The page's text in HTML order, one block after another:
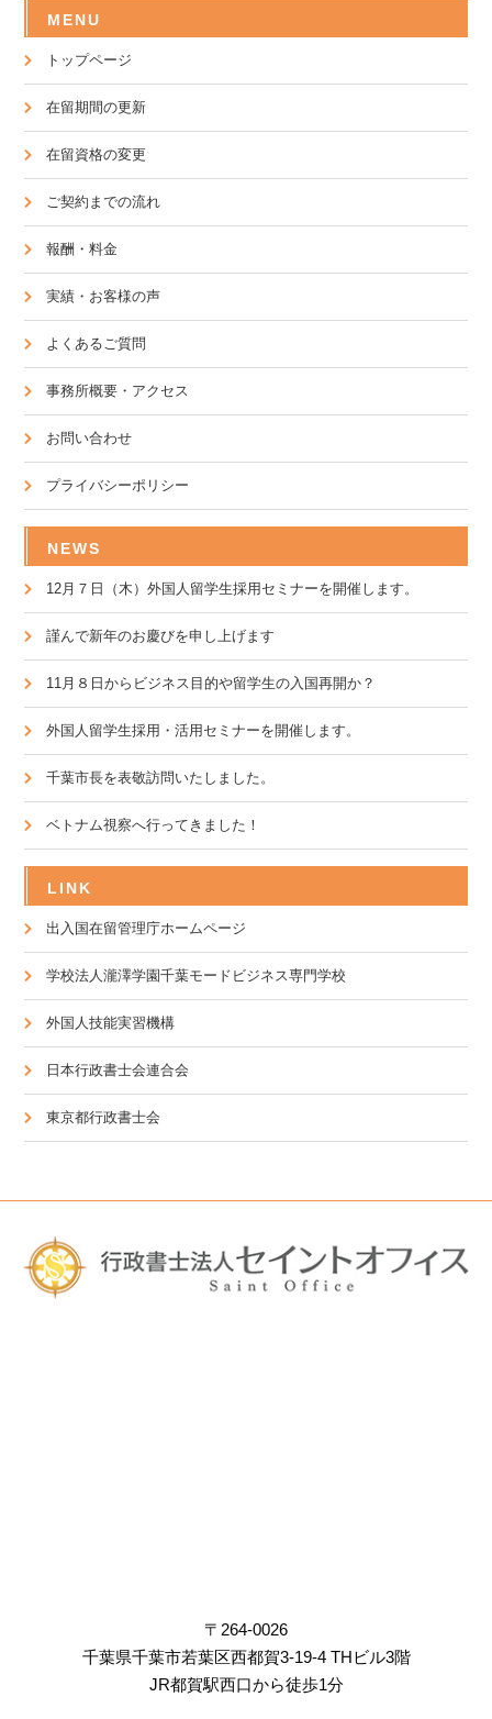
MENU
トップページ
在留期間の更新
在留資格の変更
ご契約までの流れ
報酬・料金
実績・お客様の声
よくあるご質問
事務所概要・アクセス
お問い合わせ
プライバシーポリシー
NEWS
12月７日（木）外国人留学生採用セミナーを開催します。
謹んで新年のお慶びを申し上げます
11月８日からビジネス目的や留学生の入国再開か？
外国人留学生採用・活用セミナーを開催します。
千葉市長を表敬訪問いたしました。
ベトナム視察へ行ってきました！
LINK
出入国在留管理庁ホームページ
学校法人瀧澤学園千葉モードビジネス専門学校
外国人技能実習機構
日本行政書士会連合会
東京都行政書士会
〒264-0026
千葉県千葉市若葉区西都賀3-19-4 THビル3階
JR都賀駅西口から徒歩1分